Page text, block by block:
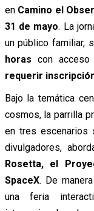
en Camino el
31 de mayo. La
un público familiar,
horas con
requerir
Bajo la temática
cosmos, la parrilla
en tres escenarios
divulgadores,
Rosetta, el
SpaceX. De
una feria